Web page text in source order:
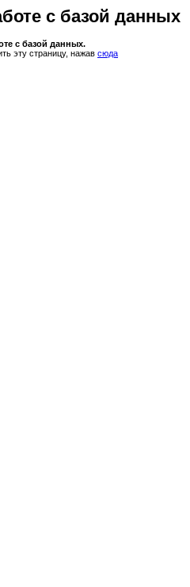
с базой данных
с базой данных.
эту страницу, нажав сюда